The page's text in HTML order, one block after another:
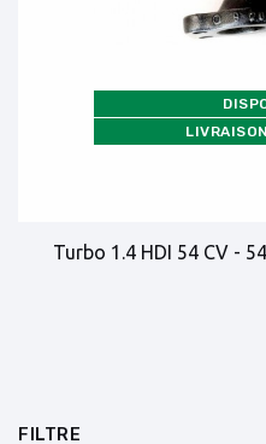
Turbo 1.4 HDI 54 CV -
FILTRE